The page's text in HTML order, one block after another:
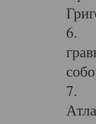
6.
7.